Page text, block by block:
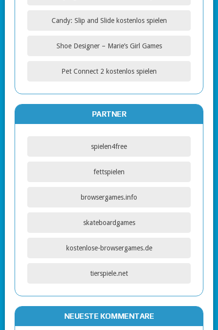
Candy: Slip and Slide kostenlos spielen
Shoe Designer – Marie’s Girl Games
Pet Connect 2 kostenlos spielen
PARTNER
spielen4free
fettspielen
browsergames.info
skateboardgames
kostenlose-browsergames.de
tierspiele.net
NEUESTE KOMMENTARE